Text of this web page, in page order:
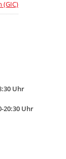
(GIC)
Uhr
20:30 Uhr